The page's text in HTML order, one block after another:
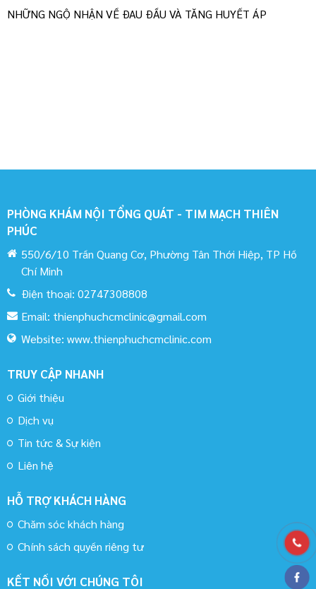
HUYẾT ÁP TĂNG HUYẾT ÁP NGƯỜI TRẺ -
PHÒNG KHÁM NỘI TỔNG QUÁT - TIM MẠCH THIÊN
PHÚC
550/6/10 Trần Quang Cơ, Phường Tân Thới Hiệp, TP Hồ
Chí Minh
Điện thoại: 02747308808
Email: thienphuchcmclinic@gmail.com
Website: www.thienphuchcmclinic.com
TRUY CẬP NHANH
Giới thiệu
Dịch vụ
Tin tức & Sự kiện
Liên hệ
HỖ TRỢ KHÁCH HÀNG
Chăm sóc khách hàng
Chính sách quyền riêng tư
KẾT NỐI VỚI CHÚNG TÔI